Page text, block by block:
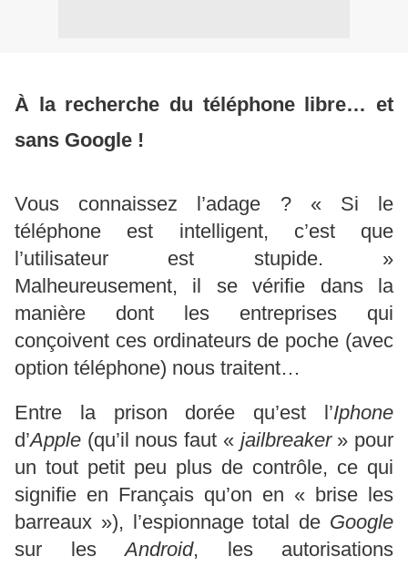
À la recherche du téléphone libre… et
sans Google !
Vous connaissez l’adage ? « Si le
téléphone est intelligent, c’est que
l’utilisateur est stupide. »
Malheureusement, il se vérifie dans la
manière dont les entreprises qui
conçoivent ces ordinateurs de poche (avec
option téléphone) nous traitent…
Entre la prison dorée qu’est l’Iphone
d’Apple (qu’il nous faut « jailbreaker» pour
un tout petit peu plus de contrôle, ce qui
signifie en Français qu’on en « brise les
barreaux »), l’espionnage total de Google
sur lesAndroid, les autorisations